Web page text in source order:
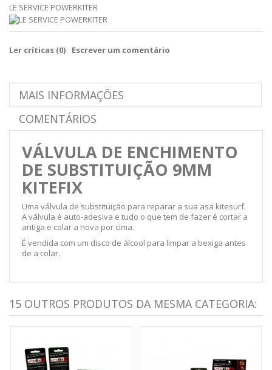
LE SERVICE POWERKITER
Ler críticas (0) Escrever um comentário
MAIS INFORMAÇÕES
COMENTÁRIOS
VÁLVULA DE ENCHIMENTO
DE SUBSTITUIÇÃO 9MM
KITEFIX
Uma válvula de substituição para reparar a sua asa kitesurf.
A válvula é auto-adesiva e tudo o que tem de fazer é cortar a
antiga e colar a nova por cima.
É vendida com um disco de álcool para limpar a bexiga antes
de a colar.
15 OUTROS PRODUTOS DA MESMA CATEGORIA: